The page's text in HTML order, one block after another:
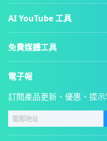
AI YouTube 工具
免費媒體工具
電子報
訂閱產品更新、優惠、提示